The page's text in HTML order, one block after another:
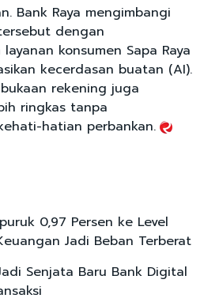
Bank Raya mengimbangi
dengan
konsumen Sapa Raya
kecerdasan buatan (AI).
rekening juga
ringkas tanpa
hatian perbankan.
0,97 Persen ke Level
Jadi Beban Terberat
Senjata Baru Bank Digital